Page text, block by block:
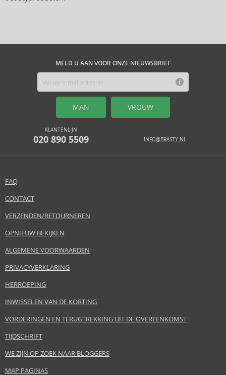
MELD U AAN VOOR ONZE NIEUWSBRIEF
MAN VROUW
KLANTENLIJN
020 890 5509 INFO@BRASTY.NL
FAQ
CONTACT
VERZENDEN/RETOURNEREN
OPNIEUW BEKIJKEN
ALGEMENE VOORWAARDEN
PRIVACYVERKLARING
HERROEPING
INWISSELEN VAN DE KORTING
VORDERINGEN EN TERUGTREKKING UIT DE OVEREENKOMST
TIJDSCHRIFT
WE ZIJN OP ZOEK NAAR BLOGGERS
MAP PAGINAS